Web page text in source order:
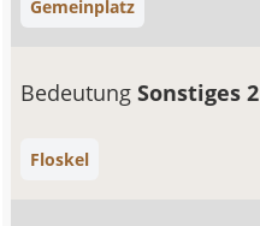
Gemeinplatz
BedeutungSonstiges 2
Floskel